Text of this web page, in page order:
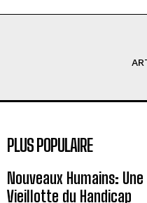
PLUS POPULAIRE
Nouveaux Humains:
Vieillotte du Handicap